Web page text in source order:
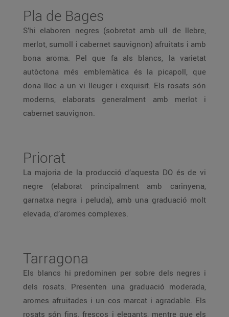
Pla de Bages
S’hi elaboren negres (sobretot amb ull de llebre,
merlot, sumoll i cabernet sauvignon) afruitats i amb
bona aroma. Pel que fa als blancs, la varietat
autòctona més emblemàtica és la picapoll, que
dona lloc a un vi lleuger i exquisit. Els rosats són
moderns, elaborats generalment amb merlot i
cabernet sauvignon.
Priorat
La majoria de la producció d’aquesta DO és de vi
negre (elaborat principalment amb carinyena,
garnatxa negra i peluda), amb una graduació molt
elevada, d’aromes complexes.
Tarragona
Els blancs hi predominen per sobre dels negres i
dels rosats. Presenten una graduació moderada,
aromes afruitades i un cos marcat i agradable. Els
rosats són fins, frescos i elegants, mentre que els